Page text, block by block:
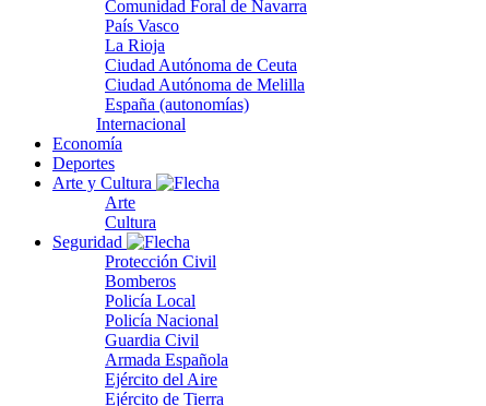
Comunidad Foral de Navarra
País Vasco
La Rioja
Ciudad Autónoma de Ceuta
Ciudad Autónoma de Melilla
España (autonomías)
Internacional
Economía
Deportes
Arte y Cultura
Arte
Cultura
Seguridad
Protección Civil
Bomberos
Policía Local
Policía Nacional
Guardia Civil
Armada Española
Ejército del Aire
Ejército de Tierra